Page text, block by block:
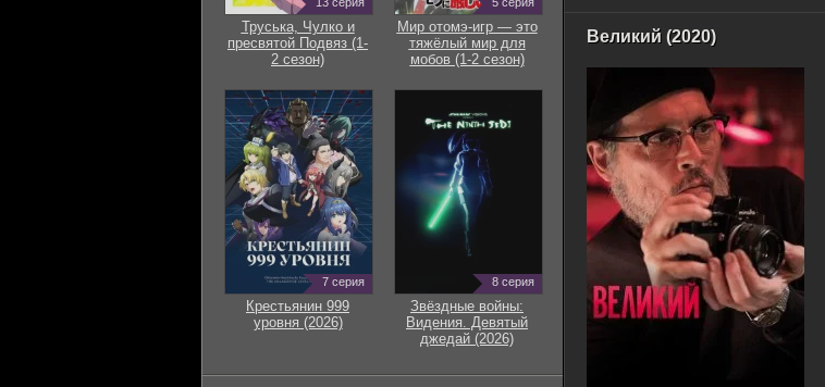
Великий (2020)
Труська, Чулко и
пресвятой Подвяз (1-
2 сезон)
Мир отомэ-игр — это
тяжёлый мир для
мобов (1-2 сезон)
7 серия
Крестьянин 999
уровня (2026)
8 серия
Звёздные войны:
Видения. Девятый
джедай (2026)